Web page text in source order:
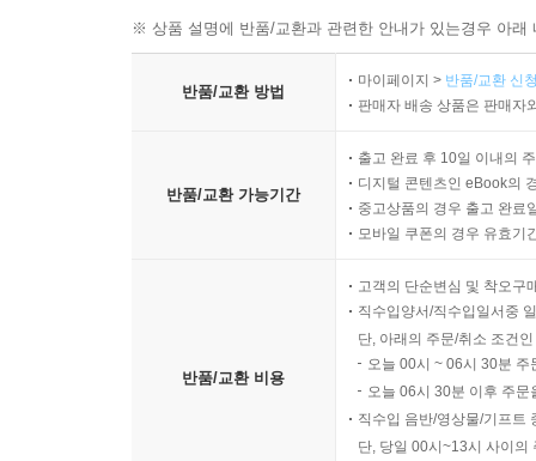
※ 상품 설명에 반품/교환과 관련한 안내가 있는경우 아
반품/교환 방법
마이페이지 > 반품/교환 신
판매자 배송 상품은 판매자
반품/교환 가능기간
출고 완료 후 10일 이내의
디지털 콘텐츠인 eBook의
중고상품의 경우 출고 완료
모바일 쿠폰의 경우 유효기
반품/교환 비용
고객의 단순변심 및 착오구
직수입양서/직수입일서중
단, 아래의 주문/취소 조건
오늘 00시 ~ 06시 30분
오늘 06시 30분 이후 주
직수입 음반/영상물/기프트
단, 당일 00시~13시 사이의